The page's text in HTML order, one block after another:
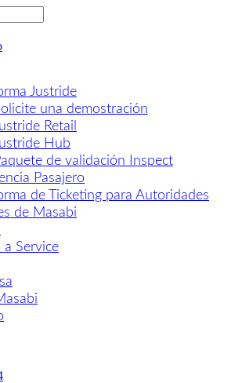
Justride
una demostración
Retail
Hub
de validación Inspect
Pasajero
de Ticketing para Autoridades
de Masabi
a Service